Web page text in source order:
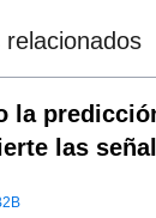
relacionados
la
las